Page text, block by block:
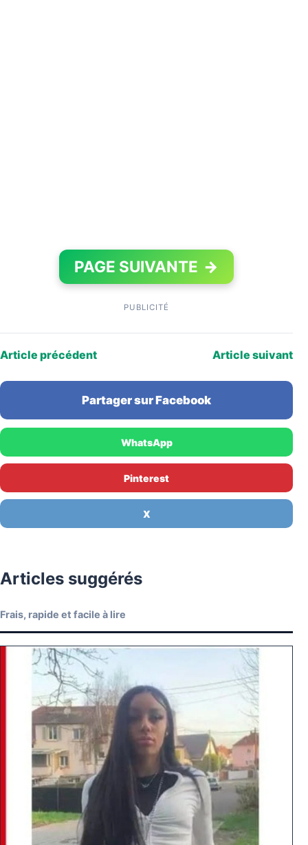
PAGE SUIVANTE →
PUBLICITÉ
Article précédent Article suivant
Partager sur Facebook
WhatsApp
Pinterest
X
Articles suggérés
Frais, rapide et facile à lire